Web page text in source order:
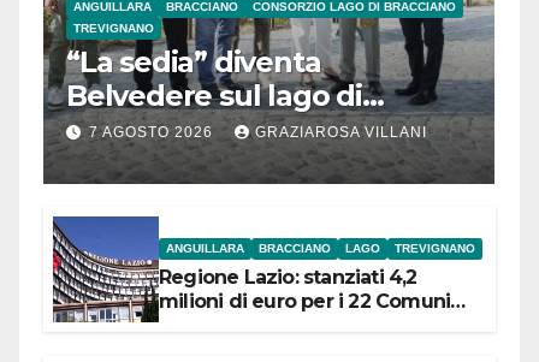
ANGUILLARA BRACCIANO
CONSORZIO LAGO DI BRACCIANO
TREVIGNANO
“La sedia” diventa
Belvedere sul lago di
Bracciano: ieri
l’inaugurazione
7 AGOSTO 2026 GRAZIAROSA VILLANI
ANGUILLARA BRACCIANO LAGO TREVIGNANO
Regione Lazio: stanziati 4,2
milioni di euro per i 22 Comuni